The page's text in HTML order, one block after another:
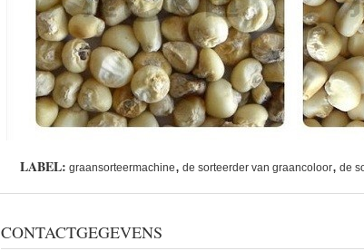
LABEL: graansorteermachine, de sorteerder van graancoloor, de
CONTACTGEGEVENS